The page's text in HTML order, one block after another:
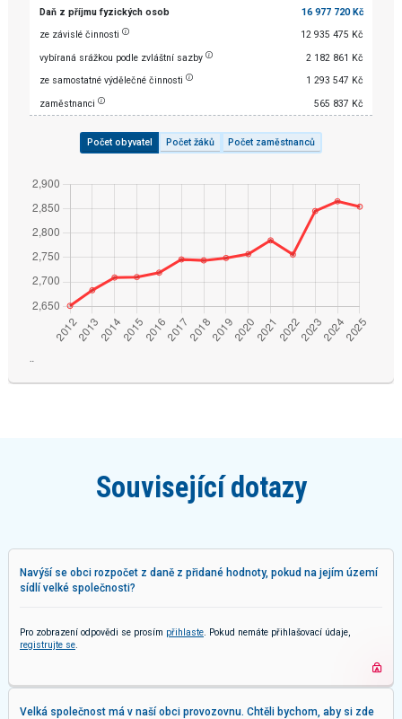
Daň z příjmu fyzických osob
16 977 720 Kč
ze závislé činnosti
12 935 475 Kč
vybíraná srážkou podle zvláštní sazby
2 182 861 Kč
ze samostatné výdělečné činnosti
1 293 547 Kč
zaměstnanci
565 837 Kč
Počet obyvatel Počet žáků Počet zaměstnanců
¨
Související dotazy
Navýší se obci rozpočet z daně z přidané hodnoty, pokud na jejím území
sídlí velké společnosti?
Pro zobrazení odpovědi se prosím přihlaste . Pokud nemáte přihlašovací údaje,
registrujte se
Velká společnost má v naší obci provozovnu. Chtěli bychom, aby si zde